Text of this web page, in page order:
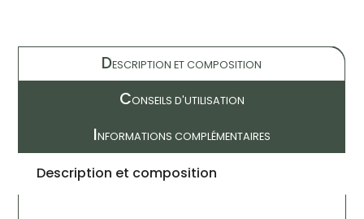
DESCRIPTION ET COMPOSITION
CONSEILS D'UTILISATION
INFORMATIONS COMPLÉMENTAIRES
Description et composition